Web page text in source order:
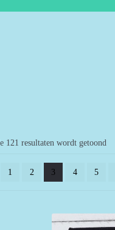
121 resultaten wordt getoond
1 2 3 4 5